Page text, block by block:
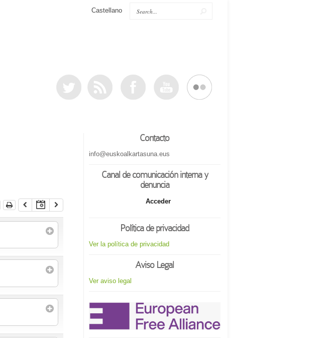
Castellano
Contacto
info@euskoalkartasuna.eus
Canal de comunicación interna y
denuncia
Acceder
Política de privacidad
Ver la política de privacidad
Aviso Legal
Ver aviso legal